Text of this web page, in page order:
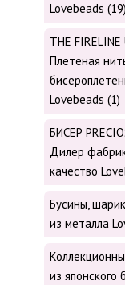
Lovebeads (19)
THE FIRELINE
Плетеная
Lovebeads (1)
БИСЕР
Дилер
качество
Бусины,
из металла
из японского